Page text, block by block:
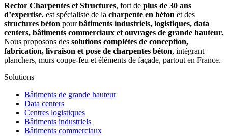
Rector Charpentes et Structures, fort de plus de 30 ans
d’expertise, est spécialiste de la charpente en béton et des
structures béton pourbâtiments industriels, logistiques, data
centers, bâtiments commerciaux et ouvrages de grande hauteur.
Nous proposons des solutions complètes de conception,
fabrication, livraison et pose de charpentes béton, intégrant
planchers, murs coupe-feu et éléments de façade, partout en France.
Solutions
Bâtiments de grande hauteur
Data centers
Centres logistiques
Bâtiments industriels
Bâtiments commerciaux